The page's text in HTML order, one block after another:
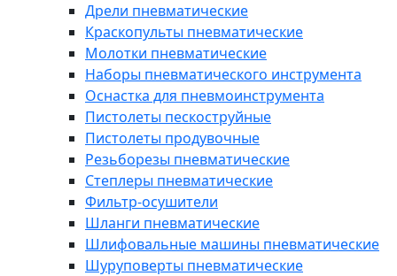
Дрели пневматические
Краскопульты пневматические
Молотки пневматические
Наборы пневматического инструмента
Оснастка для пневмоинструмента
Пистолеты пескоструйные
Пистолеты продувочные
Резьборезы пневматические
Степлеры пневматические
Фильтр-осушители
Шланги пневматические
Шлифовальные машины пневматические
Шуруповерты пневматические